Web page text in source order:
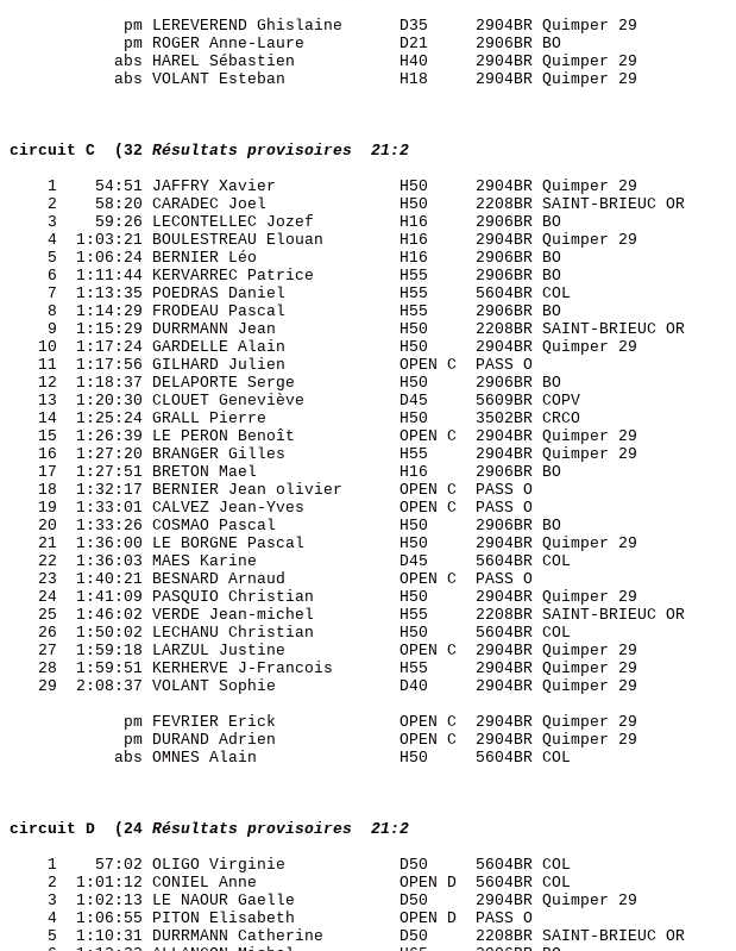
pm LEREVEREND Ghislaine      D35     2904BR Quimper 29
pm ROGER Anne-Laure          D21     2906BR BO
abs HAREL Sébastien           H40     2904BR Quimper 29
abs VOLANT Esteban            H18     2904BR Quimper 29
circuit C  (32 Résultats provisoires  21:2
1    54:51 JAFFRY Xavier             H50     2904BR Quimper 29
2    58:20 CARADEC Joel              H50     2208BR SAINT-BRIEUC OR
3    59:26 LECONTELLEC Jozef         H16     2906BR BO
4  1:03:21 BOULESTREAU Elouan        H16     2904BR Quimper 29
5  1:06:24 BERNIER Léo               H16     2906BR BO
6  1:11:44 KERVARREC Patrice         H55     2906BR BO
7  1:13:35 POEDRAS Daniel            H55     5604BR COL
8  1:14:29 FRODEAU Pascal            H55     2906BR BO
9  1:15:29 DURRMANN Jean             H50     2208BR SAINT-BRIEUC OR
10  1:17:24 GARDELLE Alain            H50     2904BR Quimper 29
11  1:17:56 GILHARD Julien            OPEN C
12  1:18:37 DELAPORTE Serge           H50     2906BR BO
13  1:20:30 CLOUET Geneviève          D45     5609BR COPV
14  1:25:24 GRALL Pierre              H50     3502BR CRCO
15  1:26:39 LE PERON Benoît           OPEN C  2904BR Quimper 29
16  1:27:20 BRANGER Gilles            H55     2904BR Quimper 29
17  1:27:51 BRETON Mael               H16     2906BR BO
18  1:32:17 BERNIER Jean olivier      OPEN C
19  1:33:01 CALVEZ Jean-Yves          OPEN C
20  1:33:26 COSMAO Pascal             H50     2906BR BO
21  1:36:00 LE BORGNE Pascal          H50     2904BR Quimper 29
22  1:36:03 MAES Karine               D45     5604BR COL
23  1:40:21 BESNARD Arnaud            OPEN C
24  1:41:09 PASQUIO Christian         H50     2904BR Quimper 29
25  1:46:02 VERDE Jean-michel         H55     2208BR SAINT-BRIEUC OR
26  1:50:02 LECHANU Christian         H50     5604BR COL
27  1:59:18 LARZUL Justine            OPEN C  2904BR Quimper 29
28  1:59:51 KERHERVE J-Francois       H55     2904BR Quimper 29
29  2:08:37 VOLANT Sophie             D40     2904BR Quimper 29
pm FEVRIER Erick             OPEN C  2904BR Quimper 29
pm DURAND Adrien             OPEN C  2904BR Quimper 29
abs OMNES Alain               H50     5604BR COL
circuit D  (24 Résultats provisoires  21:2
1    57:02 OLIGO Virginie            D50     5604BR COL
2  1:01:12 CONIEL Anne               OPEN D  5604BR COL
3  1:02:13 LE NAOUR Gaelle           D50     2904BR Quimper 29
4  1:06:55 PITON Elisabeth           OPEN D
5  1:10:31 DURRMANN Catherine        D50     2208BR SAINT-BRIEUC OR